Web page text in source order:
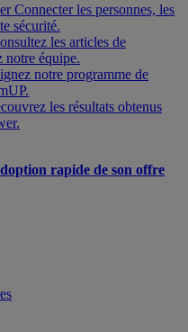
Connecter les personnes, les
sécurité.
les articles de
notre équipe.
notre programme de
les résultats obtenus
rapide de son offre